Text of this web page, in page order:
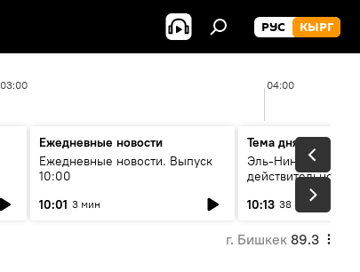
РУС КЫРГ
03:00 04:00
Ежедневные новости
Ежедневные новости. Выпуск
10:00
10:01 3 мин
Тема дня
Эль-Ниньо, жара и
действительно
погоду в
10:13 38 мин
г. Бишкек 89.3